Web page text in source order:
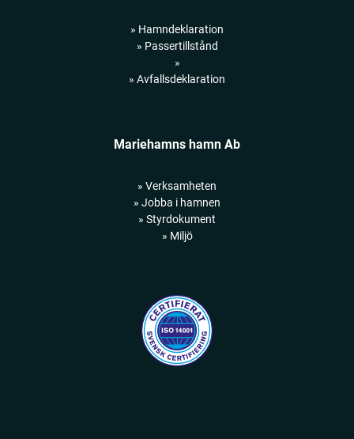
» Hamndeklaration
» Passertillstånd
»
» Avfallsdeklaration
Mariehamns hamn Ab
» Verksamheten
» Jobba i hamnen
» Styrdokument
» Miljö